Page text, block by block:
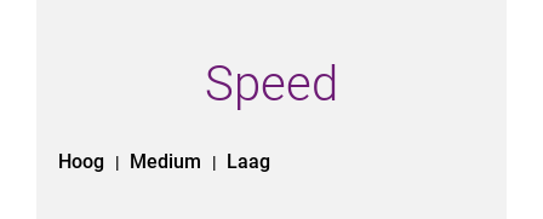
Speed
Hoog | Medium | Laag